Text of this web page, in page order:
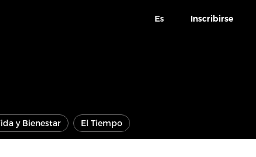
Es Inscribirse
y Bienestar El Tiempo